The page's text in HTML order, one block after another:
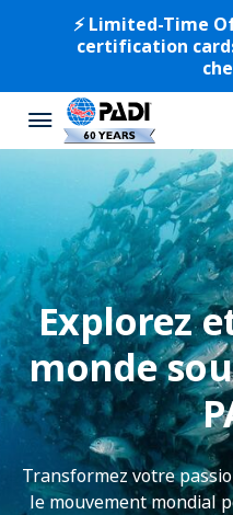
⚡️ Limited-Time
certification
Explorez
monde
Transformez votre
le mouvement mondial